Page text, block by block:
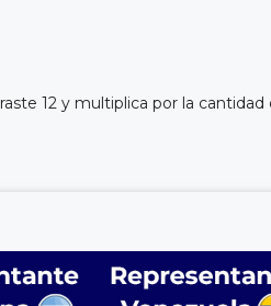
12 y multiplica por la